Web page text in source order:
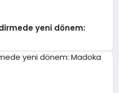
yeni dönem: